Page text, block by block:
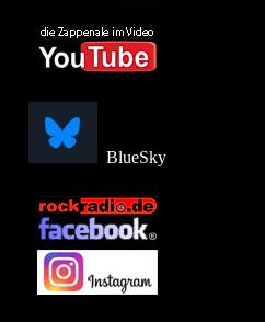
BlueSky